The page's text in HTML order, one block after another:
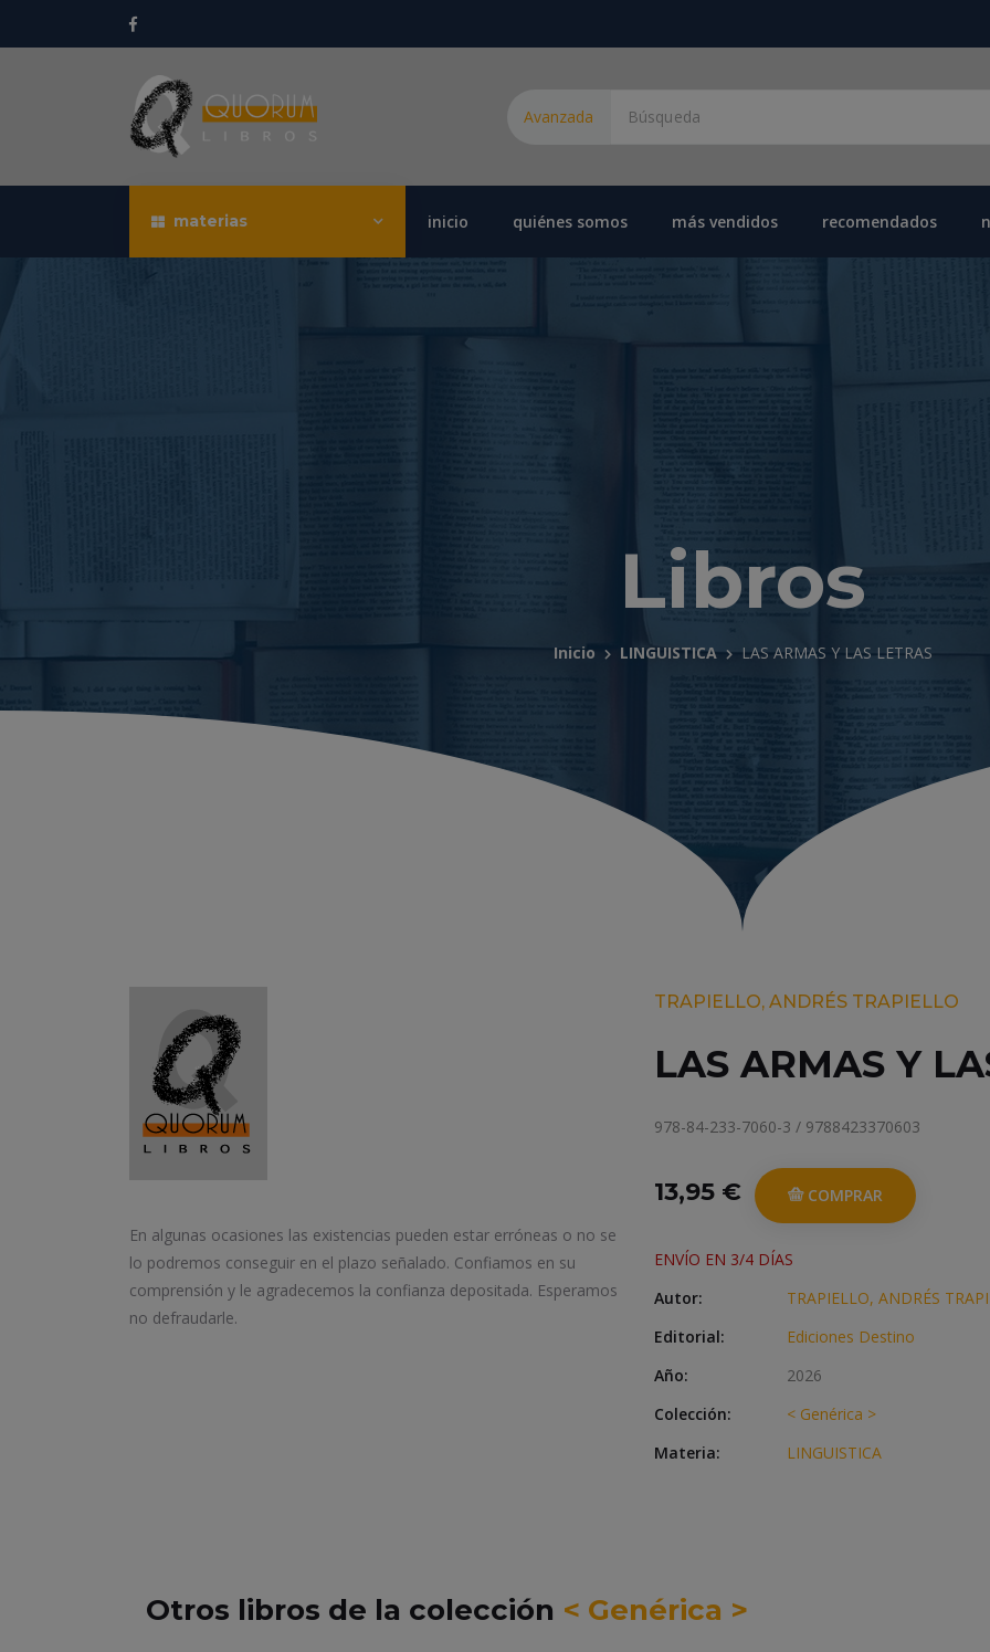
Avanzada
materias inicio quiénes somos más vendidos recomendados
Libros
Inicio LINGUISTICA LAS ARMAS Y LAS LETRAS
En algunas ocasiones las existencias pueden estar erróneas o no se
lo podremos conseguir en el plazo señalado. Confiamos en su
comprensión y le agradecemos la confianza depositada. Esperamos
no defraudarle.
TRAPIELLO, ANDRÉS TRAPIELLO
LAS ARMAS Y
978-84-233-7060-3 / 9788423370603
13,95 € COMPRAR
ENVÍO EN 3/4 DÍAS
Autor:
TRAPIELLO, ANDRÉS
Editorial:
Ediciones Destino
Año:
2026
Colección:
< Genérica >
Materia:
LINGUISTICA
Otros libros de la colección < Genérica >